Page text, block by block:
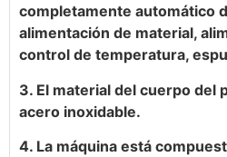
completamente automático
alimentación de material,
control de temperatura,
3. El material del cuerpo del
acero inoxidable.
4. La máquina está